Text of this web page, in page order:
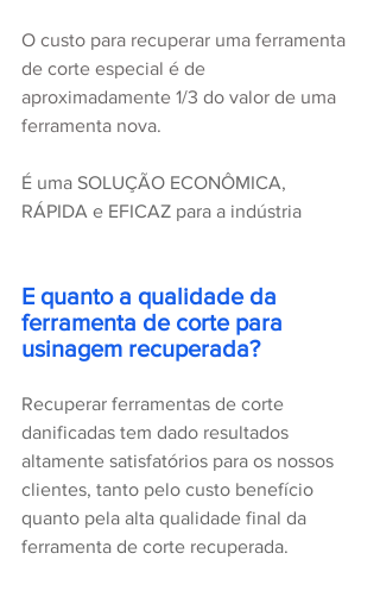
O custo para recuperar uma ferramenta
de corte especial é de
aproximadamente 1/3 do valor de uma
ferramenta nova.
É uma SOLUÇÃO ECONÔMICA,
RÁPIDA e EFICAZ para a indústria
E quanto a qualidade da
ferramenta de corte para
usinagem recuperada?
Recuperar ferramentas de corte
danificadas tem dado resultados
altamente satisfatórios para os nossos
clientes, tanto pelo custo benefício
quanto pela alta qualidade final da
ferramenta de corte recuperada.